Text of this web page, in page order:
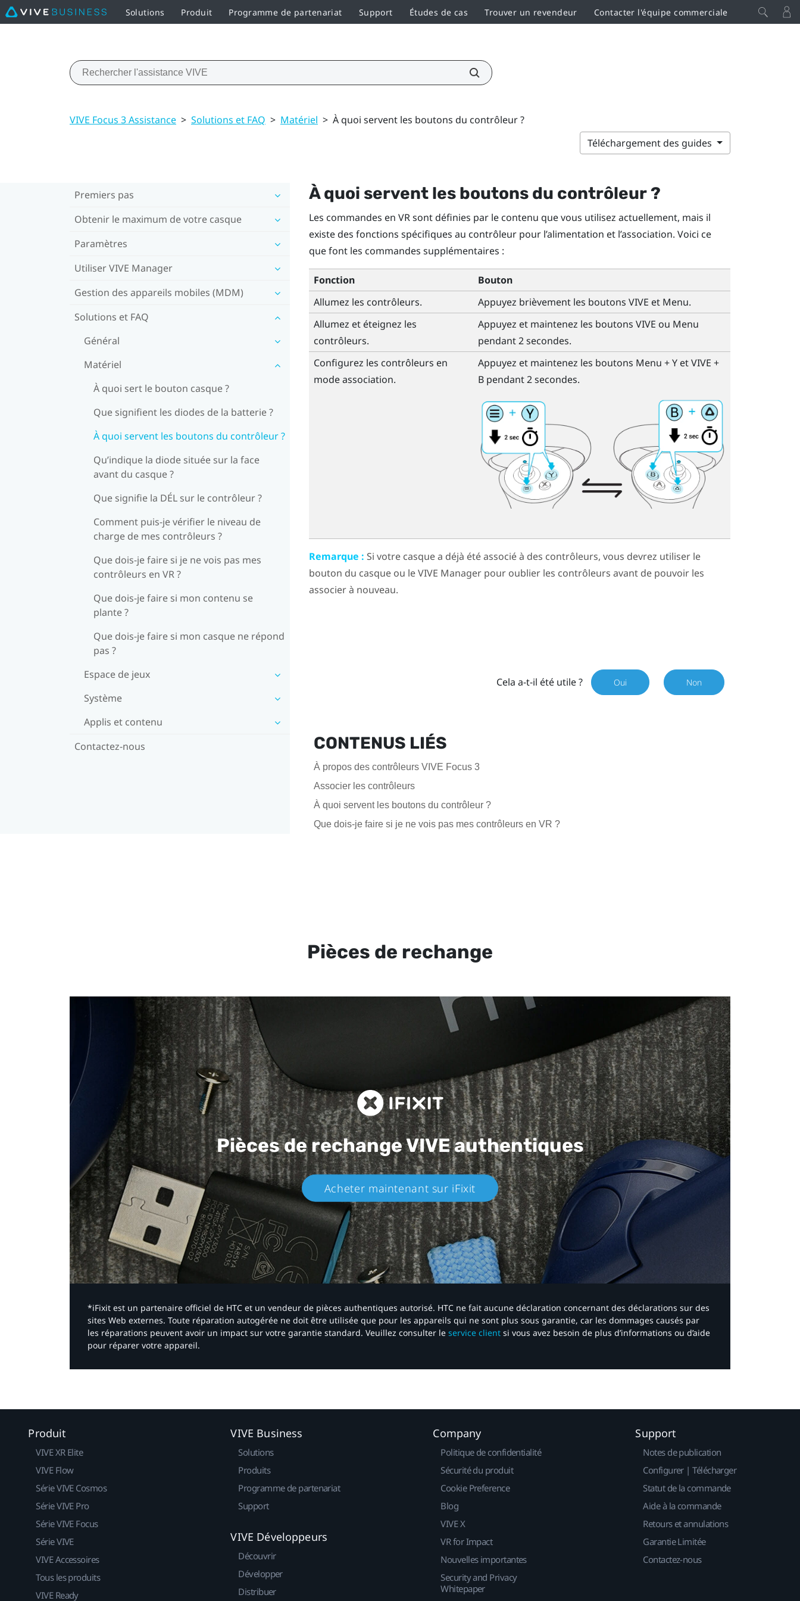
Solutions Produit Programme de partenariat Support Études de cas Trouver un revendeur Contacter l'équipe commerciale
VIVE Focus 3 Assistance > Solutions et FAQ > Matériel > À quoi servent les boutons du contrôleur ?
Téléchargement des guides
Premiers pas
Obtenir le maximum de votre casque
Paramètres
Utiliser VIVE Manager
Gestion des appareils mobiles (MDM)
Solutions et FAQ
Général
Matériel
À quoi sert le bouton casque ?
Que signifient les diodes de la batterie ?
À quoi servent les boutons du contrôleur ?
Qu’indique la diode située sur la face
avant du casque ?
Que signifie la DÉL sur le contrôleur ?
Comment puis-je vérifier le niveau de
charge de mes contrôleurs ?
Que dois-je faire si je ne vois pas mes
contrôleurs en VR ?
Que dois-je faire si mon contenu se
plante ?
Que dois-je faire si mon casque ne répond
pas ?
Espace de jeux
Système
Applis et contenu
Contactez-nous
À quoi servent les boutons du contrôleur ?
Les commandes en VR sont définies par le contenu que vous utilisez actuellement, mais il
existe des fonctions spécifiques au contrôleur pour l’alimentation et l’association. Voici ce
que font les commandes supplémentaires :
Fonction
Bouton
Allumez les contrôleurs.
Appuyez brièvement les boutons VIVE et Menu.
Allumez et éteignez les
contrôleurs.
Appuyez et maintenez les boutons VIVE ou Menu
pendant 2 secondes.
Configurez les contrôleurs en
mode association.
Appuyez et maintenez les boutons Menu +YetVIVE +
Bpendant 2 secondes.
Remarque : Si votre casque a déjà été associé à des contrôleurs, vous devrez utiliser le
bouton du casqueou leVIVE Managerpour oublier les contrôleurs avant de pouvoir les
associer à nouveau.
Cela a-t-il été utile ? Oui Non
CONTENUS LIÉS
À propos des contrôleurs VIVE Focus 3
Associer les contrôleurs
À quoi servent les boutons du contrôleur ?
Que dois-je faire si je ne vois pas mes contrôleurs en VR ?
Pièces de rechange
Pièces de rechangeVIVE authentiques​
Acheter maintenant sur iFixit​
*iFixit est un partenaire officiel de HTC et un vendeur de pièces authentiques autorisé. HTC ne fait aucune déclaration concernant des déclarations sur des
sites Web externes. Toute réparation autogérée ne doit être utilisée que pour les appareils qui ne sont plus sous garantie, car les dommages causés par
les réparations peuvent avoir un impact sur votre garantie standard. Veuillez consulter le service client si vous avez besoin de plus d’informations ou d’aide
pour réparer votre appareil.​
Produit
VIVE XR Elite
VIVE Flow
Série VIVE Cosmos
Série VIVE Pro
Série VIVE Focus
Série VIVE
VIVE Accessoires
Tous les produits
VIVE Ready
VIVE Business
Solutions
Produits
Programme de partenariat
Support
VIVE Développeurs
Découvrir
Développer
Distribuer
Company
Politique de confidentialité
Sécurité du produit
Cookie Preference
Blog
VIVE X
VR for Impact
Nouvelles importantes
Security and Privacy
Whitepaper
Support
Notes de publication
Configurer | Télécharger
Statut de la commande
Aide à la commande
Retours et annulations
Garantie Limitée
Contactez-nous